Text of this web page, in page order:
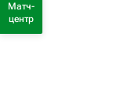
Матч-
центр